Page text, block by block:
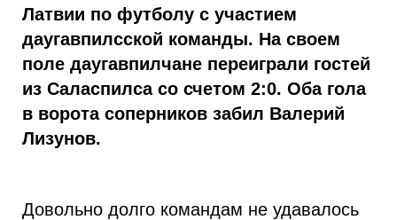
Латвии по футболу с участием
даугавпилсской команды. На своем
поле даугавпилчане переиграли гостей
из Саласпилса со счетом 2:0. Оба гола
в ворота соперников забил Валерий
Лизунов.
Довольно долго командам не удавалось